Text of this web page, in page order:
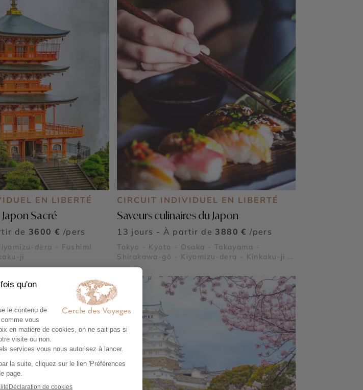
EN LIBERTÉ
Sacré
de 3600 € /pers
dera - Fushimi
ji
CIRCUIT INDIVIDUEL EN LIBERTÉ
Saveurs culinaires du Japon
13 jours - À partir de 3880 € /pers
Tokyo - Kyoto - Osaka - Takayama -
Shirakawa-gō - Kiyomizu-dera - Kinkaku-ji -
Asakusa